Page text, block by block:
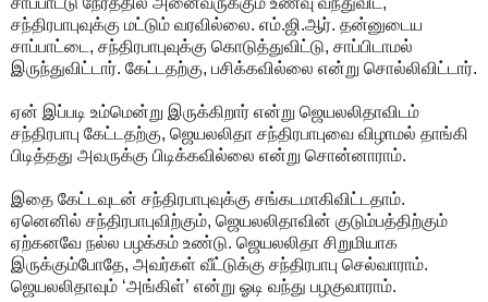
சந்திரபாபுவுக்கு மட்டும் வரவில்லை. எம்.ஜி.ஆர். தன்னுடைய
சாப்பாட்டை, சந்திரபாபுவுக்கு கொடுத்துவிட்டு, சாப்பிடாமல்
இருந்துவிட்டார். கேட்டதற்கு, பசிக்கவில்லை என்று சொல்லிவிட்டார்.
ஏன் இப்படி உம்மென்று இருக்கிறார் என்று ஜெயலலிதாவிடம்
சந்திரபாபு கேட்டதற்கு, ஜெயலலிதா சந்திரபாபுவை விழாமல் தாங்கி
பிடித்தது அவருக்கு பிடிக்கவில்லை என்று சொன்னாராம்.
இதை கேட்டவுடன் சந்திரபாபுவுக்கு சங்கடமாகிவிட்டதாம்.
ஏனெனில் சந்திரபாபுவிற்கும், ஜெயலலிதாவின் குடும்பத்திற்கும்
ஏற்கனவே நல்ல பழக்கம் உண்டு. ஜெயலலிதா சிறுமியாக
இருக்கும்போதே, அவர்கள் வீட்டுக்கு சந்திரபாபு செல்வாராம்.
ஜெயலலிதாவும் ‘அங்கிள்’ என்று ஓடி வந்து பழகுவாராம்.